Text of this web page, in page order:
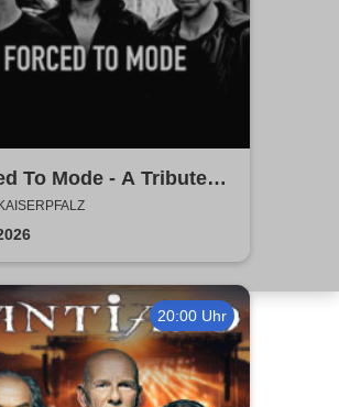
To Mode - A Tribute
Mode
20:00 Uhr